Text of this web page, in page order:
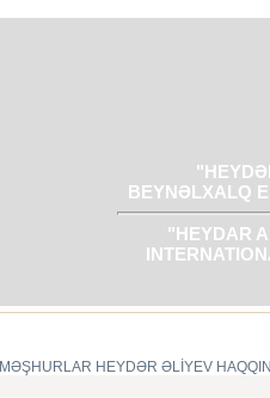
BEYNƏLXALQ
"HEYDAR
MƏŞHURLAR HEYDƏR ƏLİYEV